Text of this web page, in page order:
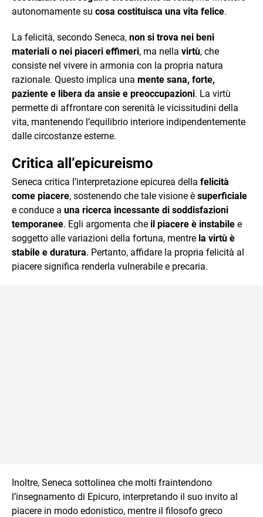
autonomamente su cosa costituisca una vita felice.
La felicità, secondo Seneca, non si trova nei beni
materiali o nei piaceri effimeri, ma nella virtù, che
consiste nel vivere in armonia con la propria natura
razionale. Questo implica una mente sana, forte,
paziente e libera da ansie e preoccupazioni. La virtù
permette di affrontare con serenità le vicissitudini della
vita, mantenendo l’equilibrio interiore indipendentemente
dalle circostanze esterne.
Critica all’epicureismo
Seneca critica l’interpretazione epicurea della felicità
come piacere, sostenendo che tale visione è superficiale
e conduce a una ricerca incessante di soddisfazioni
temporanee. Egli argomenta che il piacere è instabile e
soggetto alle variazioni della fortuna, mentre la virtù è
stabile e duratura. Pertanto, affidare la propria felicità al
piacere significa renderla vulnerabile e precaria.
Inoltre, Seneca sottolinea che molti fraintendono
l’insegnamento di Epicuro, interpretando il suo invito al
piacere in modo edonistico, mentre il filosofo greco